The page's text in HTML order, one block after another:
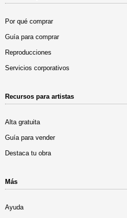
Por qué comprar
Guía para comprar
Reproducciones
Servicios corporativos
Recursos para artistas
Alta gratuita
Guía para vender
Destaca tu obra
Más
Ayuda